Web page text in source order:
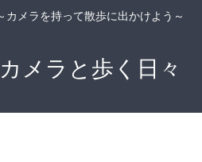
カメラを持って散歩に出かけよう～
カメラと歩く日々